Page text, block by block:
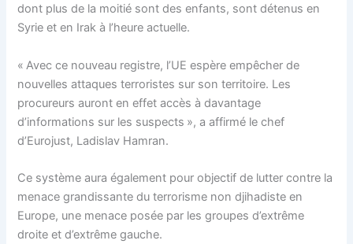
dont plus de la moitié sont des enfants, sont détenus en
Syrie et en Irak à l’heure actuelle.
« Avec ce nouveau registre, l’UE espère empêcher de
nouvelles attaques terroristes sur son territoire. Les
procureurs auront en effet accès à davantage
d’informations sur les suspects », a affirmé le chef
d’Eurojust, Ladislav Hamran.
Ce système aura également pour objectif de lutter contre la
menace grandissante du terrorisme non djihadiste en
Europe, une menace posée par les groupes d’extrême
droite et d’extrême gauche.